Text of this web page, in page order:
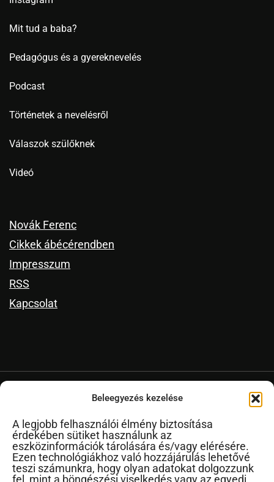
Beleegyezés kezelése
A legjobb felhasználói élmény biztosítása
érdekében sütiket használunk az
eszközinformációk tárolására és/vagy elérésére.
Ezen technológiákhoz való hozzájárulás lehetővé
teszi számunkra, hogy olyan adatokat dolgozzunk
fel, mint a böngészési viselkedés vagy az egyedi
Mit tud a baba?
Pedagógus és a gyereknevelés
Podcast
Történetek a nevelésről
Válaszok szülőknek
Videó
Novák Ferenc
Cikkek ábécérendben
Impresszum
RSS
Kapcsolat
©2024. Minden jog fenntartva
Gyereknevelés YouTube
Kapcsolat, elérhetőség